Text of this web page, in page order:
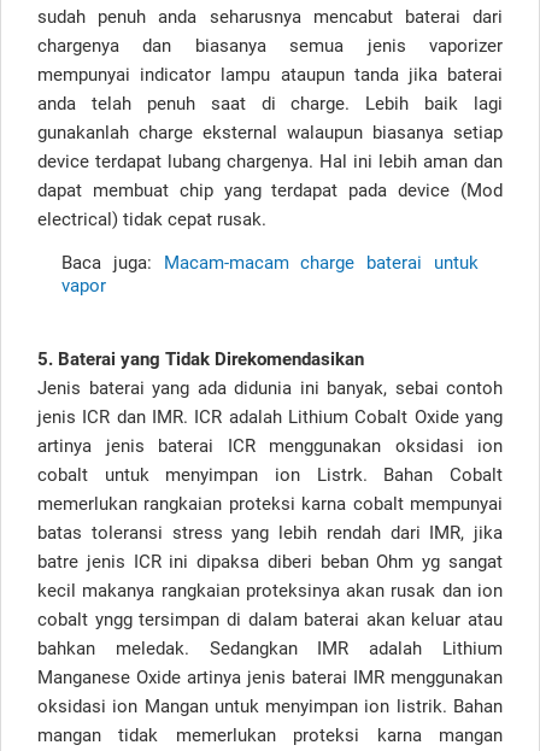
sudah penuh anda seharusnya mencabut baterai dari
chargenya dan biasanya semua jenis vaporizer
mempunyai indicator lampu ataupun tanda jika baterai
anda telah penuh saat di charge. Lebih baik lagi
gunakanlah charge eksternal walaupun biasanya setiap
device terdapat lubang chargenya. Hal ini lebih aman dan
dapat membuat chip yang terdapat pada device (Mod
electrical) tidak cepat rusak.
Baca juga: Macam-macam charge baterai untuk
vapor
5. Baterai yang Tidak Direkomendasikan
Jenis baterai yang ada didunia ini banyak, sebai contoh
jenis ICR dan IMR. ICR adalah Lithium Cobalt Oxide yang
artinya jenis baterai ICR menggunakan oksidasi ion
cobalt untuk menyimpan ion Listrk. Bahan Cobalt
memerlukan rangkaian proteksi karna cobalt mempunyai
batas toleransi stress yang lebih rendah dari IMR, jika
batre jenis ICR ini dipaksa diberi beban Ohm yg sangat
kecil makanya rangkaian proteksinya akan rusak dan ion
cobalt yngg tersimpan di dalam baterai akan keluar atau
bahkan meledak. Sedangkan IMR adalah Lithium
Manganese Oxide artinya jenis baterai IMR menggunakan
oksidasi ion Mangan untuk menyimpan ion listrik. Bahan
mangan tidak memerlukan proteksi karna mangan